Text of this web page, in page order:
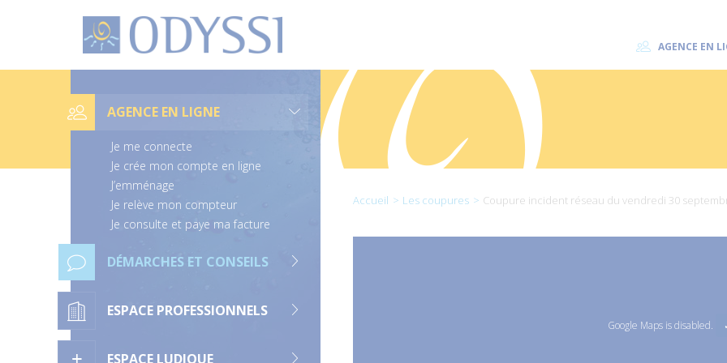
O
d
s
AGENCE EN
n
s
t
i
o
n
AGENCE EN LIGNE
Je me connecte
Je crée mon compte en ligne
J’emménage
Je relève mon compteur
Je consulte et paye ma facture
DÉMARCHES ET CONSEILS
ESPACE PROFESSIONNELS
ESPACE LUDIQUE
Accueil Les coupures Coupure incident réseau du vendredi 30
Google Maps is disabled.